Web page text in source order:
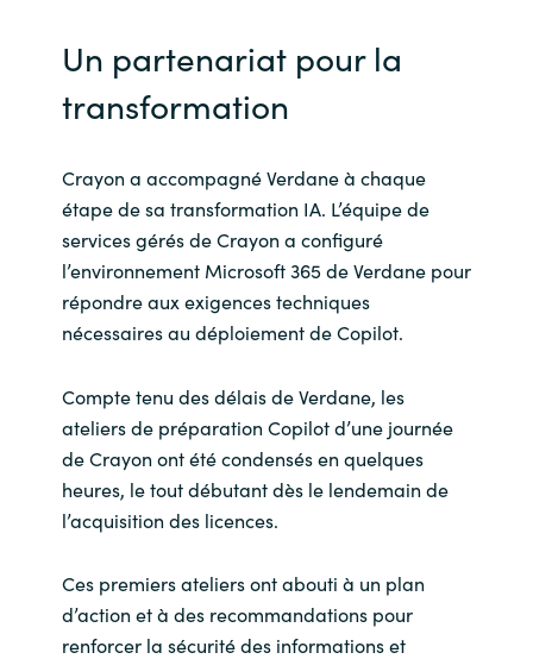
Un partenariat pour la
transformation
Crayon a accompagné Verdane à chaque
étape de sa transformation IA. L’équipe de
services gérés de Crayon a configuré
l’environnement Microsoft 365 de Verdane pour
répondre aux exigences techniques
nécessaires au déploiement de Copilot.
Compte tenu des délais de Verdane, les
ateliers de préparation Copilot d’une journée
de Crayon ont été condensés en quelques
heures, le tout débutant dès le lendemain de
l’acquisition des licences.
Ces premiers ateliers ont abouti à un plan
d’action et à des recommandations pour
renforcer la sécurité des informations et